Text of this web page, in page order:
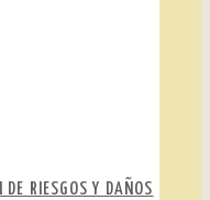
RIESGOS Y DAÑOS